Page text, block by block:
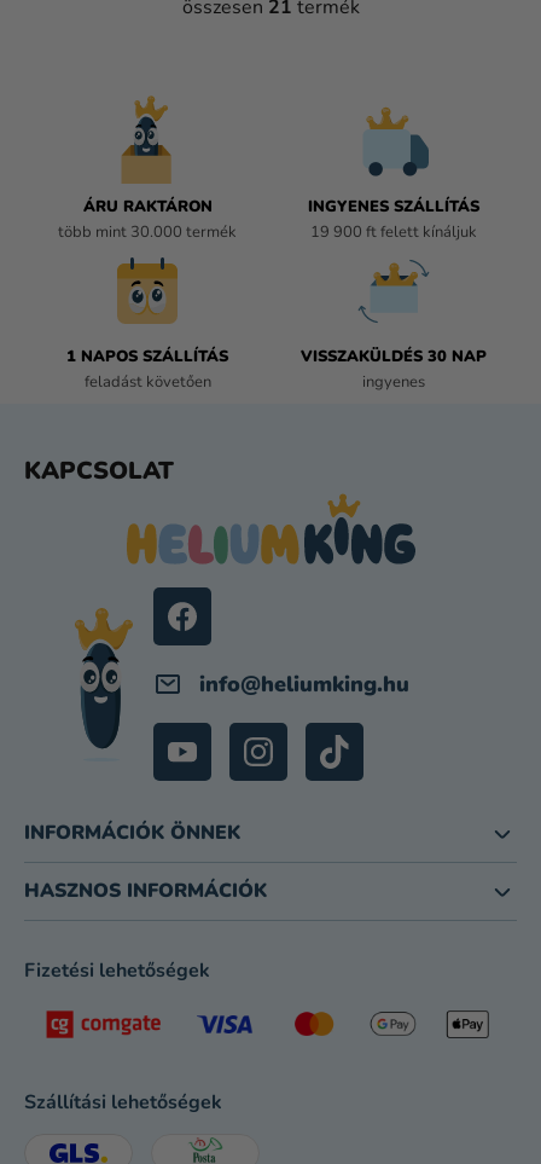
L
I
összesen 21 termék
ÁRU RAKTÁRON
több mint 30.000 termék
INGYENES SZÁLLÍTÁS
19 900 ft felett kínáljuk
1 NAPOS SZÁLLÍTÁS
feladást követően
VISSZAKÜLDÉS 30 NAP
ingyenes
KAPCSOLAT
info@heliumking.hu
INFORMÁCIÓK ÖNNEK
HASZNOS INFORMÁCIÓK
Fizetési lehetőségek
Szállítási lehetőségek